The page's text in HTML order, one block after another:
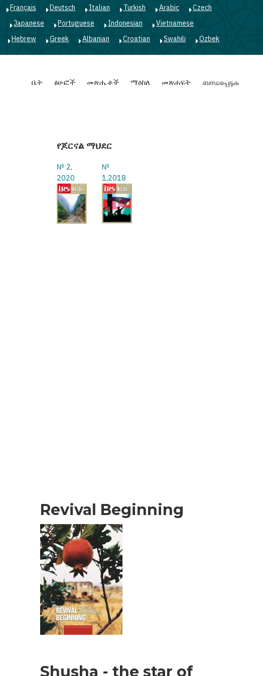
Français Deutsch Italian Turkish Arabic
Czech
Japanese Portuguese Indonesian
Vietnamese
Hebrew Greek Albanian Croatian Swahili Ozbek
ቤት ፅሁፎች መጽሔቶች ማዕከለ መጽሐፍት ബന്ധപ്പെടുക
የጆርናል ማህደር
№ 2,
2020
№
1,2018
Revival Beginning
Shusha - the star of